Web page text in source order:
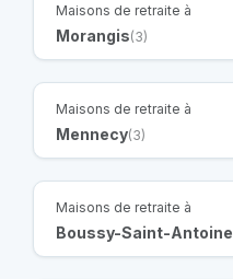
Maisons de retraite à
Morangis(3)
Maisons de retraite à
Mennecy(3)
Maisons de retraite à
Boussy-Saint-Antoine